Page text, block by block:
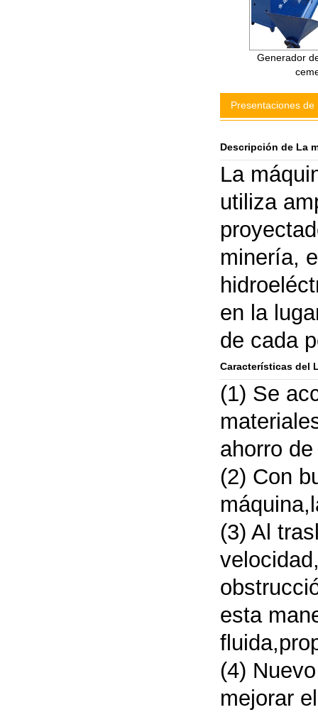
Generador
Presentaciones de
Descripción de La
La
utiliza
minería,
en la
de cada
Características del
(1) Se
ahorro
(2) Con
(3) Al
esta
(4)
mejorar